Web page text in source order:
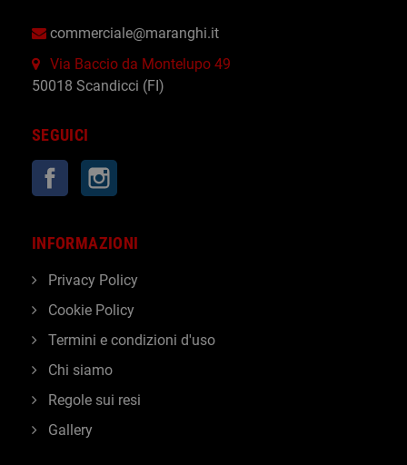
commerciale@maranghi.it
Via Baccio da Montelupo 49
50018 Scandicci (FI)
SEGUICI
Facebook
INFORMAZIONI
Privacy Policy
Cookie Policy
Termini e condizioni d'uso
Chi siamo
Regole sui resi
Gallery